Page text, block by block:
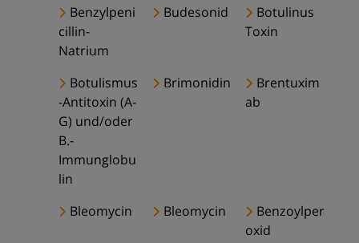
Benzylpeni
cillin-
Natrium
Budesonid
Botulinus
Toxin
Botulismus
-Antitoxin (A-
G) und/oder
B.-
Immunglobu
lin
Brimonidin
Brentuxim
ab
Bleomycin Bleomycin
Benzoylper
oxid